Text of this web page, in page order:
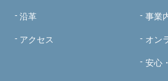
沿革
アクセス
事業
オン
安心